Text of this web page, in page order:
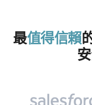
最值得​信賴